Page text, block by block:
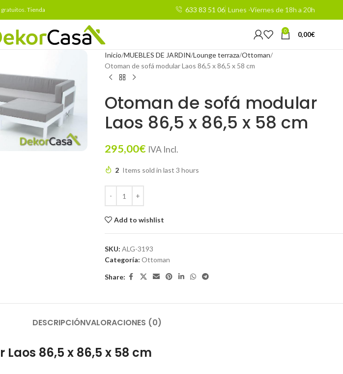
Tienda 633 83 51 06 Lunes -Viernes de 18h a 20h
0 0,00€
Inicio MUEBLES DE JARDIN Lounge terraza Ottoman
Otoman de sofá modular Laos 86,5 x 86,5 x 58 cm
Otoman de sofá modular
Laos 86,5 x 86,5 x 58 cm
295,00€ IVA Incl.
2 Items sold in last 3 hours
Add to wishlist
SKU: ALG-3193
Categoría: Ottoman
Share:
DESCRIPCIÓNVALORACIONES (0)
86,5 x 86,5 x 58 cm